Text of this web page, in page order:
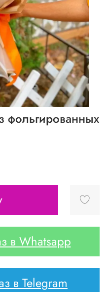
фольгированных
в Whatsapp
в Telegram